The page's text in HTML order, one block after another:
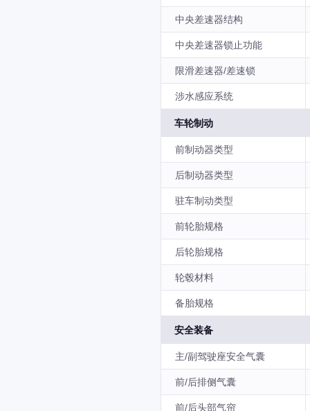
中央差速器结构
中央差速器锁止功能
限滑差速器/差速锁
涉水感应系统
车轮制动
前制动器类型
后制动器类型
驻车制动类型
前轮胎规格
后轮胎规格
轮毂材料
备胎规格
安全装备
主/副驾驶座安全气囊
前/后排侧气囊
前/后头部气帘